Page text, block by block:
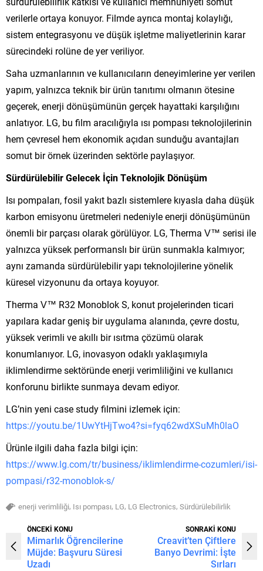
verilerle ortaya konuyor. Filmde ayrıca montaj kolaylığı,
sistem entegrasyonu ve düşük işletme maliyetlerinin karar
sürecindeki rolüne de yer veriliyor.
Saha uzmanlarının ve kullanıcıların deneyimlerine yer verilen
yapım, yalnızca teknik bir ürün tanıtımı olmanın ötesine
geçerek, enerji dönüşümünün gerçek hayattaki karşılığını
anlatıyor. LG, bu film aracılığıyla ısı pompası teknolojilerinin
hem çevresel hem ekonomik açıdan sunduğu avantajları
somut bir örnek üzerinden sektörle paylaşıyor.
Sürdürülebilir Gelecek İçin Teknolojik Dönüşüm
Isı pompaları, fosil yakıt bazlı sistemlere kıyasla daha düşük
karbon emisyonu üretmeleri nedeniyle enerji dönüşümünün
önemli bir parçası olarak görülüyor. LG, Therma V™ serisi ile
yalnızca yüksek performanslı bir ürün sunmakla kalmıyor;
aynı zamanda sürdürülebilir yapı teknolojilerine yönelik
küresel vizyonunu da ortaya koyuyor.
Therma V™ R32 Monoblok S, konut projelerinden ticari
yapılara kadar geniş bir uygulama alanında, çevre dostu,
yüksek verimli ve akıllı bir ısıtma çözümü olarak
konumlanıyor. LG, inovasyon odaklı yaklaşımıyla
iklimlendirme sektöründe enerji verimliliğini ve kullanıcı
konforunu birlikte sunmaya devam ediyor.
LG’nin yeni case study filmini izlemek için:
https://youtu.be/1UwYtHjTwo4?si=fyq62wdXSuMh0laO
Ürünle ilgili daha fazla bilgi için:
https://www.lg.com/tr/business/iklimlendirme-cozumleri/isi-
pompasi/r32-monoblok-s/
enerji verimliliği, Isı pompası, LG, LG Electronics, Sürdürülebilirlik
ÖNCEKİ KONU
Mimarlık Öğrencilerine
Müjde: Başvuru Süresi
Uzadı
SONRAKİ KONU
Creavit’ten Çiftlere
Banyo Devrimi: İşte
Sırları